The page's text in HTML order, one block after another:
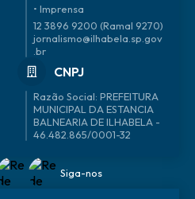
• Imprensa
12 3896 9200 (Ramal 9270)
jornalismo@ilhabela.sp.gov
.br
CNPJ
46.482.865/0001-32
Siga-nos